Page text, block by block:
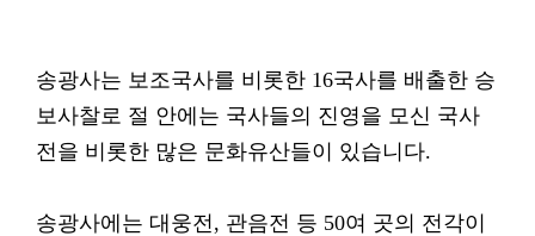
송광사는 보조국사를 비롯한 16국사를 배출한 승
보사찰로 절 안에는 국사들의 진영을 모신 국사
전을 비롯한 많은 문화유산들이 있습니다.
송광사에는 대웅전, 관음전 등 50여 곳의 전각이